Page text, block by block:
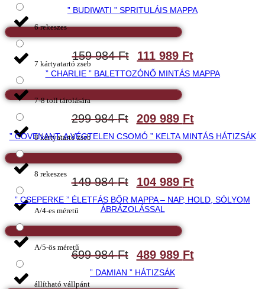
6 rekeszes
7 kártyatartó zseb
7-8 toll tárolására
8 kártyatartó zseb
8 rekeszes
A/4-es méretű
A/5-ös méretű
állítható vállpánt
” BUDIWATI ” SPRITULÁIS MAPPA
159 984Ft 111 989 Ft
” CHARLIE ” BALETTOZÓNŐ MINTÁS MAPPA
299 984Ft 209 989 Ft
” COVENANT: A VÉGTELEN CSOMÓ ” KELTA MINTÁS HÁTIZSÁK
149 984Ft 104 989 Ft
” CSEPERKE ” ÉLETFÁS BŐR MAPPA – NAP, HOLD, SÓLYOM
ÁBRÁZOLÁSSAL
699 984Ft 489 989 Ft
” DAMIAN ” HÁTIZSÁK